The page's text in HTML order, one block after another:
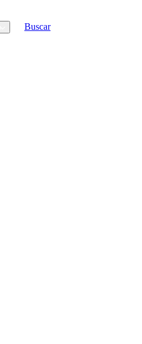
Buscar